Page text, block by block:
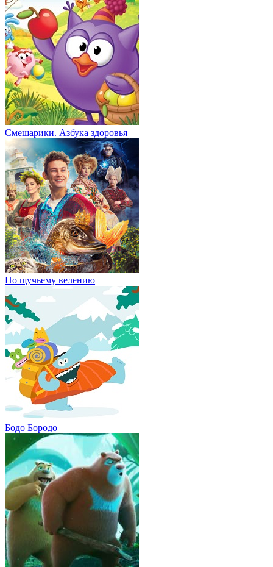
Смешарики. Азбука здоровья
По щучьему велению
Бодо Бородо